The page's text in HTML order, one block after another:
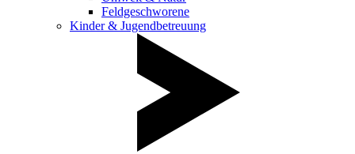
Feldgeschworene
Kinder & Jugendbetreuung